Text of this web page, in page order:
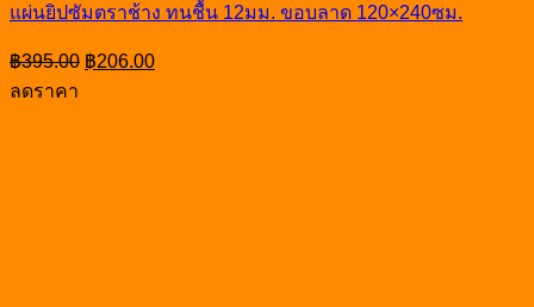
แผ่นยิปซัมตราช้าง ทนชื้น 12มม. ขอบลาด 120×240ซม.
฿395.00 Original
price
฿206.00Current
price
ลดราคา